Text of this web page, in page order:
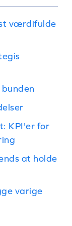
værdifulde
KPI'er for
at holde
varige